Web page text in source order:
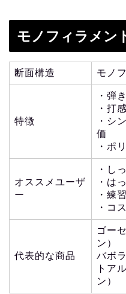
モノフィラメン
断面構造 モノ
特徴
・弾
・打
・シ
価
・ポ
オススメユーザ
ー
・し
・は
・練
・コ
代表的な商品
ゴー
ン）
バボ
トア
ン）